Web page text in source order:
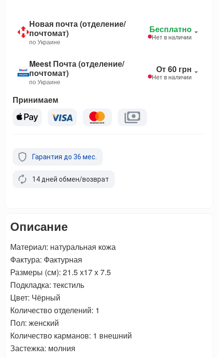
Новая почта (отделение/
почтомат)
по Украине
Бесплатно
Нет в наличии
Meest Почта (отделение/
почтомат)
по Украине
От 60 грн
Нет в наличии
Принимаем
Гарантия до 36 мес.
14 дней обмен/возврат
Описание
Материал: натуральная кожа
Фактура: Фактурная
Размеры (см): 21.5 х17 х 7.5
Подкладка: текстиль
Цвет: Чёрный
Количество отделений: 1
Пол: женский
Количество карманов: 1 внешний
Застежка: молния